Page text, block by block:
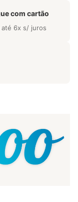
com cartão
até 6x s/ juros